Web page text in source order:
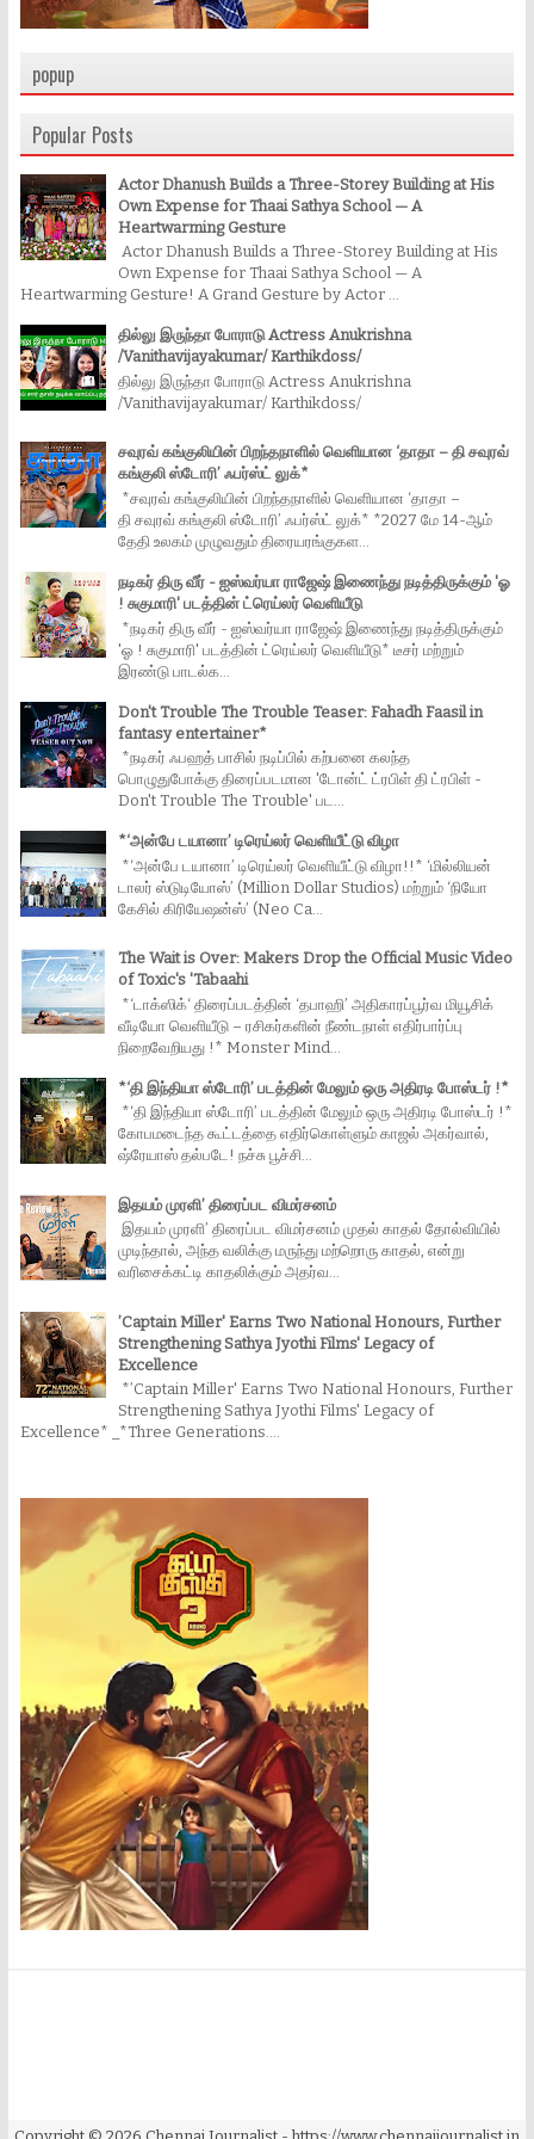
popup
Popular Posts
Actor Dhanush Builds a Three-Storey Building at His
Own Expense for Thaai Sathya School — A
Heartwarming Gesture
Actor Dhanush Builds a Three-Storey Building at His
Own Expense for Thaai Sathya School — A
Heartwarming Gesture! A Grand Gesture by Actor ...
தில்லு இருந்தா போராடு Actress Anukrishna
/Vanithavijayakumar/ Karthikdoss/
தில்லு இருந்தா போராடு Actress Anukrishna
/Vanithavijayakumar/ Karthikdoss/
சவுரவ் கங்குலியின் பிறந்தநாளில் வெளியான ‘தாதா – தி சவுரவ்
கங்குலி ஸ்டோரி’ ஃபர்ஸ்ட் லுக்*
*சவுரவ் கங்குலியின் பிறந்தநாளில் வெளியான ‘தாதா –
தி சவுரவ் கங்குலி ஸ்டோரி’ ஃபர்ஸ்ட் லுக்* *2027 மே 14-ஆம்
தேதி உலகம் முழுவதும் திரையரங்குகள...
நடிகர் திரு வீர் - ஐஸ்வர்யா ராஜேஷ் இணைந்து நடித்திருக்கும் 'ஓ
! சுகுமாரி' படத்தின் ட்ரெய்லர் வெளியீடு
*நடிகர் திரு வீர் - ஐஸ்வர்யா ராஜேஷ் இணைந்து நடித்திருக்கும்
'ஓ ! சுகுமாரி' படத்தின் ட்ரெய்லர் வெளியீடு* டீசர் மற்றும்
இரண்டு பாடல்க...
Don't Trouble The Trouble Teaser: Fahadh Faasil in
fantasy entertainer*
*நடிகர் ஃபஹத் பாசில் நடிப்பில் கற்பனை கலந்த
பொழுதுபோக்கு திரைப்படமான 'டோன்ட் ட்ரபிள் தி ட்ரபிள் -
Don't Trouble The Trouble' பட...
*‘அன்பே டயானா’ டிரெய்லர் வெளியீட்டு விழா
*‘அன்பே டயானா’ டிரெய்லர் வெளியீட்டு விழா!!* ‘மில்லியன்
டாலர் ஸ்டுடியோஸ்’ (Million Dollar Studios) மற்றும் ‘நியோ
கேசில் கிரியேஷன்ஸ்’ (Neo Ca...
The Wait is Over: Makers Drop the Official Music Video
of Toxic's 'Tabaahi
*‘டாக்ஸிக்‘ திரைப்படத்தின் ‘தபாஹி’ அதிகாரப்பூர்வ மியூசிக்
வீடியோ வெளியீடு – ரசிகர்களின் நீண்டநாள் எதிர்பார்ப்பு
நிறைவேறியது !* Monster Mind...
*‘தி இந்தியா ஸ்டோரி’ படத்தின் மேலும் ஒரு அதிரடி போஸ்டர் !*
*‘தி இந்தியா ஸ்டோரி’ படத்தின் மேலும் ஒரு அதிரடி போஸ்டர் !*
கோபமடைந்த கூட்டத்தை எதிர்கொள்ளும் காஜல் அகர்வால்,
ஷ்ரேயாஸ் தல்படே! நச்சு பூச்சி...
இதயம் முரளி’ திரைப்பட விமர்சனம்
இதயம் முரளி’ திரைப்பட விமர்சனம் முதல் காதல் தோல்வியில்
முடிந்தால், அந்த வலிக்கு மருந்து மற்றொரு காதல், என்று
வரிசைக்கட்டி காதலிக்கும் அதர்வ...
’Captain Miller' Earns Two National Honours, Further
Strengthening Sathya Jyothi Films' Legacy of
Excellence
*’Captain Miller' Earns Two National Honours, Further
Strengthening Sathya Jyothi Films' Legacy of
Excellence* _*Three Generations....